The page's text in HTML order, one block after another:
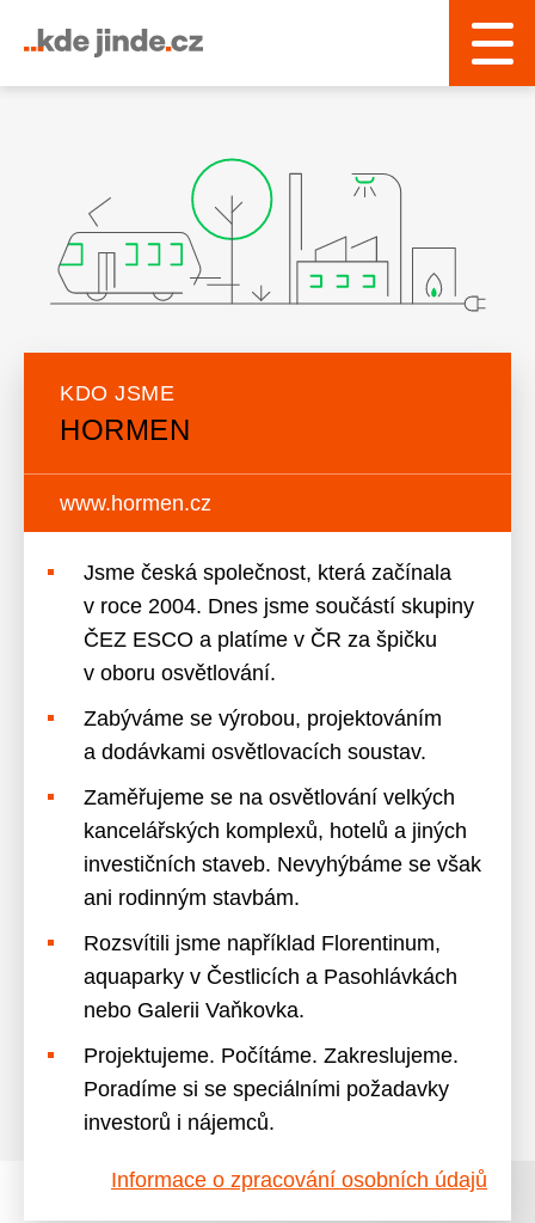
KDO JSME
HORMEN
www.hormen.cz
Jsme česká společnost, která začínala
v roce 2004. Dnes jsme součástí skupiny
ČEZ ESCO a platíme v ČR za špičku
v oboru osvětlování.
Zabýváme se výrobou, projektováním
a dodávkami osvětlovacích soustav.
Zaměřujeme se na osvětlování velkých
kancelářských komplexů, hotelů a jiných
investičních staveb. Nevyhýbáme se však
ani rodinným stavbám.
Rozsvítili jsme například Florentinum,
aquaparky v Čestlicích a Pasohlávkách
nebo Galerii Vaňkovka.
Projektujeme. Počítáme. Zakreslujeme.
Poradíme si se speciálními požadavky
investorů i nájemců.
Informace o zpracování osobních údajů